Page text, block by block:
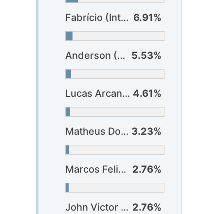
Fabrício (Internacional) 6.91%
Anderson (Cruzeiro) 5.53%
Lucas Arcanjo (Vitória) 4.61%
Matheus Donelli (Corinthians) 3.23%
Marcos Felipe (Bahia) 2.76%
John Victor (Botafogo) 2.76%